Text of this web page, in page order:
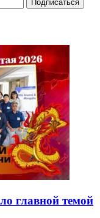
главной темой